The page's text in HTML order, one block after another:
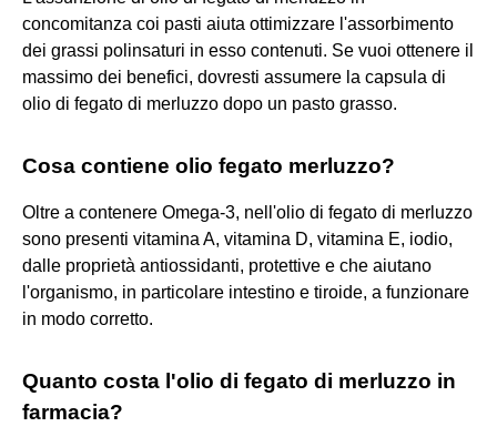
concomitanza coi pasti aiuta ottimizzare l'assorbimento
dei grassi polinsaturi in esso contenuti. Se vuoi ottenere il
massimo dei benefici, dovresti assumere la capsula di
olio di fegato di merluzzo dopo un pasto grasso.
Cosa contiene olio fegato merluzzo?
Oltre a contenere Omega-3, nell'olio di fegato di merluzzo
sono presenti vitamina A, vitamina D, vitamina E, iodio,
dalle proprietà antiossidanti, protettive e che aiutano
l'organismo, in particolare intestino e tiroide, a funzionare
in modo corretto.
Quanto costa l'olio di fegato di merluzzo in
farmacia?